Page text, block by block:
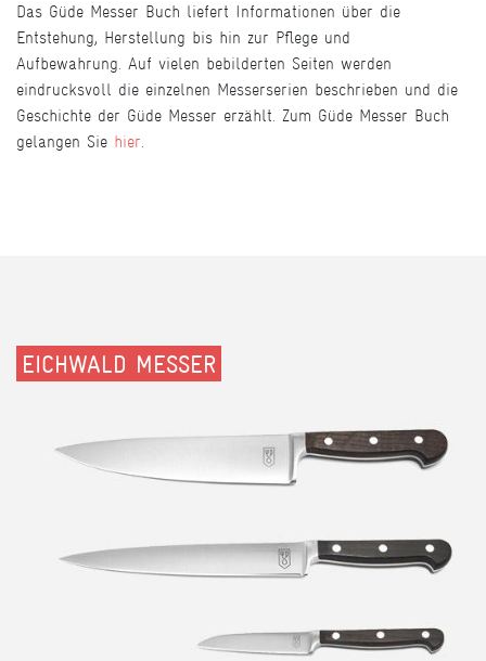
Das Güde Messer Buch liefert Informationen über die
Entstehung, Herstellung bis hin zur Pflege und
Aufbewahrung. Auf vielen bebilderten Seiten werden
eindrucksvoll die einzelnen Messerserien beschrieben und die
Geschichte der Güde Messer erzählt. Zum Güde Messer Buch
gelangen Sie hier.
EICHWALD MESSER